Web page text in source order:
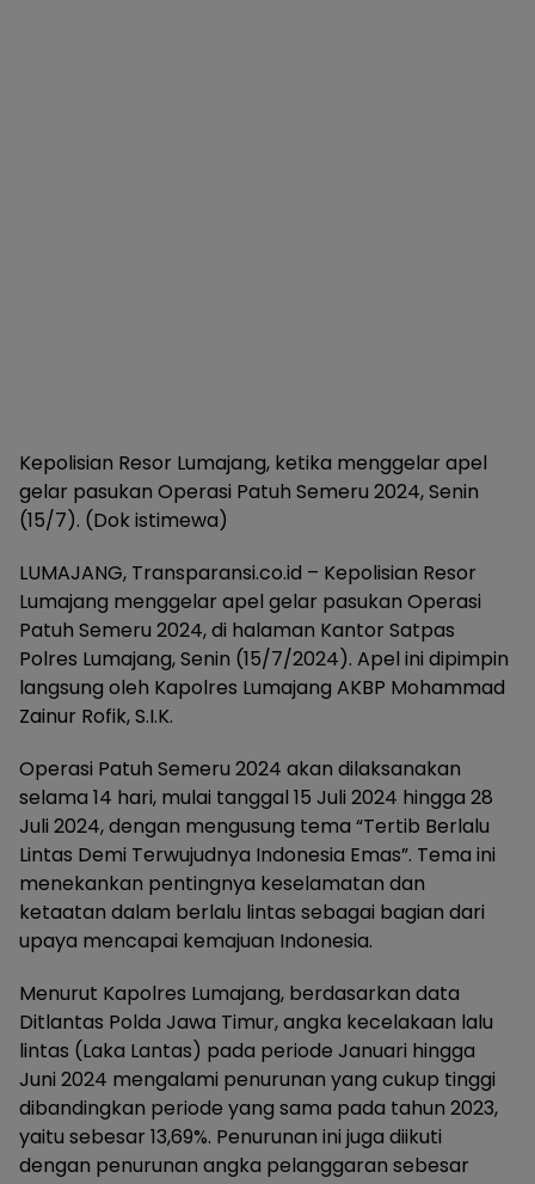
Kepolisian Resor Lumajang, ketika menggelar apel
gelar pasukan Operasi Patuh Semeru 2024, Senin
(15/7). (Dok istimewa)
LUMAJANG, Transparansi.co.id – Kepolisian Resor
Lumajang menggelar apel gelar pasukan Operasi
Patuh Semeru 2024, di halaman Kantor Satpas
Polres Lumajang, Senin (15/7/2024). Apel ini dipimpin
langsung oleh Kapolres Lumajang AKBP Mohammad
Zainur Rofik, S.I.K.
Operasi Patuh Semeru 2024 akan dilaksanakan
selama 14 hari, mulai tanggal 15 Juli 2024 hingga 28
Juli 2024, dengan mengusung tema “Tertib Berlalu
Lintas Demi Terwujudnya Indonesia Emas”. Tema ini
menekankan pentingnya keselamatan dan
ketaatan dalam berlalu lintas sebagai bagian dari
upaya mencapai kemajuan Indonesia.
Menurut Kapolres Lumajang, berdasarkan data
Ditlantas Polda Jawa Timur, angka kecelakaan lalu
lintas (Laka Lantas) pada periode Januari hingga
Juni 2024 mengalami penurunan yang cukup tinggi
dibandingkan periode yang sama pada tahun 2023,
yaitu sebesar 13,69%. Penurunan ini juga diikuti
dengan penurunan angka pelanggaran sebesar